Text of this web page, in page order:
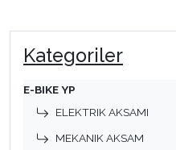
Kategoriler
E-BIKE YP
ELEKTRIK AKSAMI
MEKANIK AKSAM